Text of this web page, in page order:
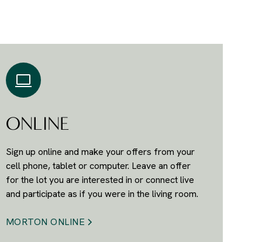
ONLINE
Sign up online and make your offers from your
cell phone, tablet or computer. Leave an offer
for the lot you are interested in or connect live
and participate as if you were in the living room.
MORTON ONLINE